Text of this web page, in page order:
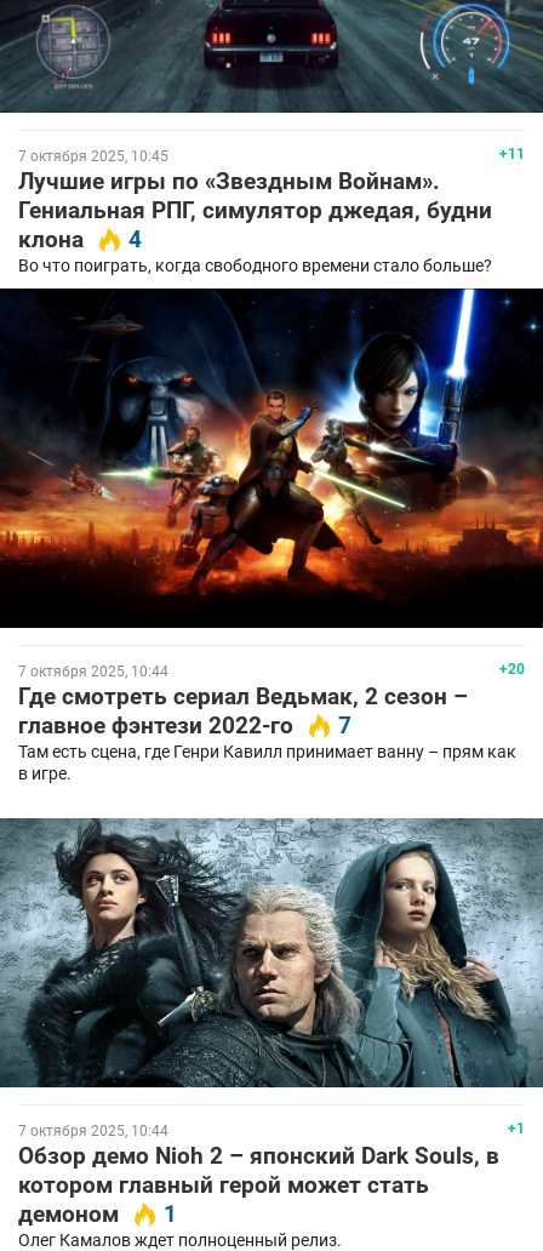
+11
7 октября 2025, 10:45
Лучшие игры по «Звездным Войнам».
Гениальная РПГ, симулятор джедая, будни
клона
4
Во что поиграть, когда свободного времени стало больше?
+20
7 октября 2025, 10:44
Где смотреть сериал Ведьмак, 2 сезон –
главное фэнтези 2022-го
7
Там есть сцена, где Генри Кавилл принимает ванну – прям как
в игре.
+1
7 октября 2025, 10:44
Обзор демо Nioh 2 – японский Dark Souls, в
котором главный герой может стать
демоном
1
Олег Камалов ждет полноценный релиз.